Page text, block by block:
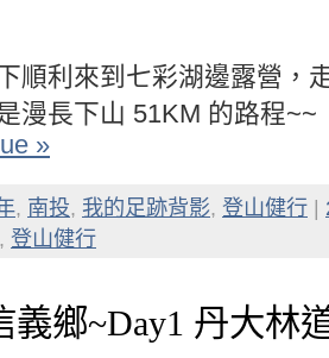
順利來到七彩湖邊露營，
漫長下山 51KM 的路程~~
»
, 南投, 我的足跡背影, 登山健行
, 登山健行
義鄉~Day1 丹大林